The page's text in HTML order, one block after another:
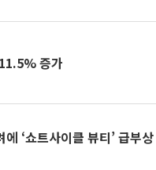
증가
‘쇼트사이클 뷰티’ 급부상